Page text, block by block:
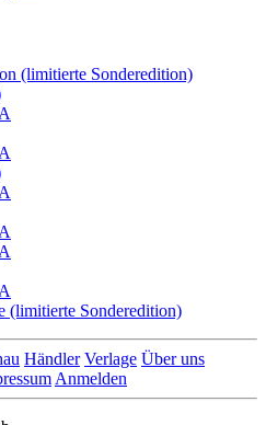
(limitierte Sonderedition)
(limitierte Sonderedition)
Händler Verlage Über uns
Anmelden